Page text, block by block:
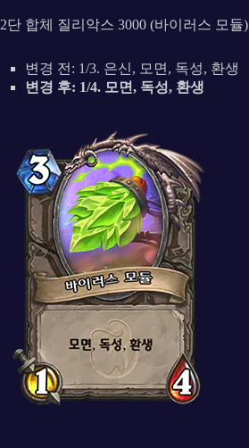
2단 합체 질리악스 3000 (바이러스 모듈)
변경 전: 1/3. 은신, 모면, 독성, 환생
변경 후: 1/4. 모면, 독성, 환생